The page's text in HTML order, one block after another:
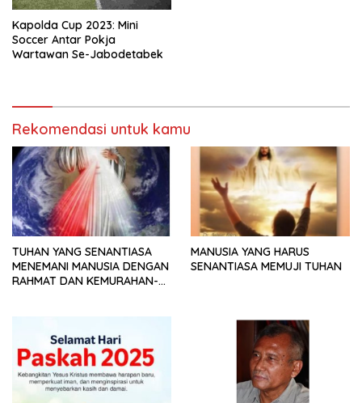
Kapolda Cup 2023: Mini
Soccer Antar Pokja
Wartawan Se-Jabodetabek
Rekomendasi untuk kamu
TUHAN YANG SENANTIASA
MENEMANI MANUSIA DENGAN
RAHMAT DAN KEMURAHAN-
MANUSIA YANG HARUS
SENANTIASA MEMUJI TUHAN